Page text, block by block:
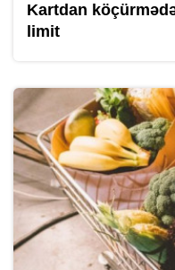
Kartdan
limit